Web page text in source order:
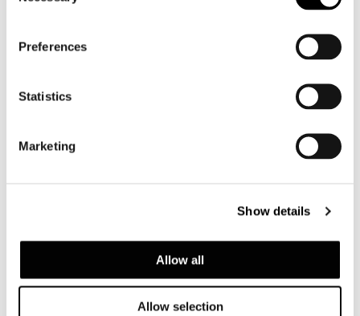
Preferences
Statistics
Marketing
Show details
Allow all
Allow selection